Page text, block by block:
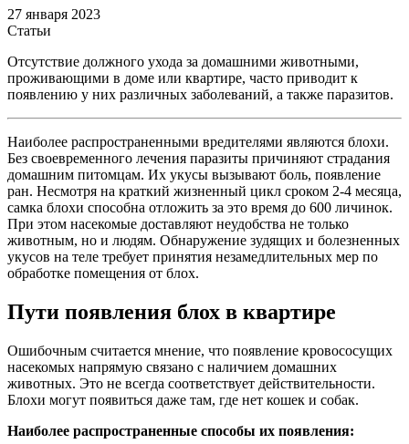
27 января 2023
Статьи
Отсутствие должного ухода за домашними животными,
проживающими в доме или квартире, часто приводит к
появлению у них различных заболеваний, а также паразитов.
Наиболее распространенными вредителями являются блохи.
Без своевременного лечения паразиты причиняют страдания
домашним питомцам. Их укусы вызывают боль, появление
ран. Несмотря на краткий жизненный цикл сроком 2-4 месяца,
самка блохи способна отложить за это время до 600 личинок.
При этом насекомые доставляют неудобства не только
животным, но и людям. Обнаружение зудящих и болезненных
укусов на теле требует принятия незамедлительных мер по
обработке помещения от блох.
Пути появления блох в квартире
Ошибочным считается мнение, что появление кровососущих
насекомых напрямую связано с наличием домашних
животных. Это не всегда соответствует действительности.
Блохи могут появиться даже там, где нет кошек и собак.
Наиболее распространенные способы их появления: